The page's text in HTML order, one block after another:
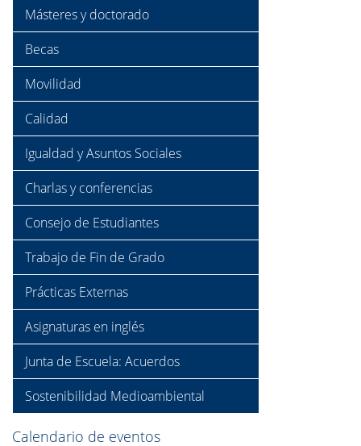
Másteres y doctorado
Becas
Movilidad
Calidad
Igualdad y Asuntos Sociales
Charlas y conferencias
Consejo de Estudiantes
Trabajo de Fin de Grado
Prácticas Externas
Asignaturas en inglés
Junta de Escuela: Acuerdos
Sostenibilidad Medioambiental
Calendario de eventos